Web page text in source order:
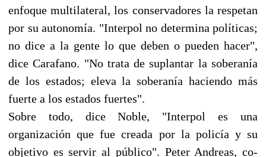
enfoque multilateral, los conservadores la respetan
por su autonomía. "Interpol no determina políticas;
no dice a la gente lo que deben o pueden hacer",
dice Carafano. "No trata de suplantar la soberanía
de los estados; eleva la soberanía haciendo más
fuerte a los estados fuertes".
Sobre todo, dice Noble, "Interpol es una
organización que fue creada por la policía y su
objetivo es servir al público". Peter Andreas, co-